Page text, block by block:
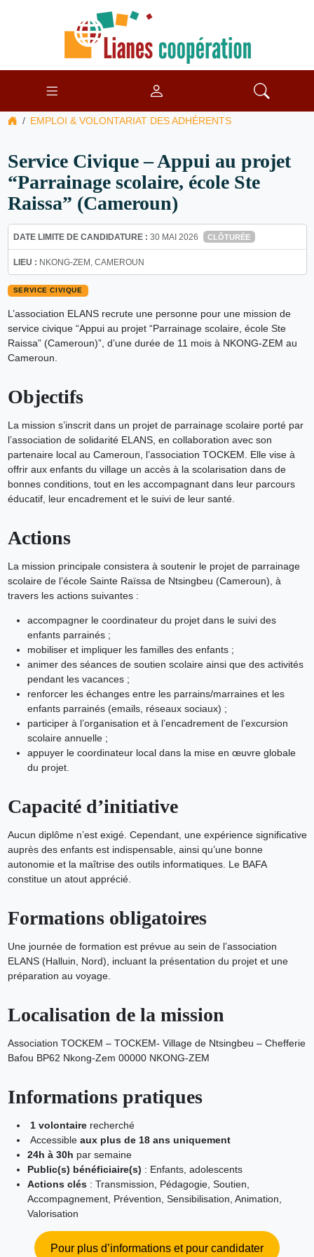
EMPLOI & VOLONTARIAT DES ADHÉRENTS
Service Civique – Appui au projet
“Parrainage scolaire, école Ste
Raissa” (Cameroun)
DATE LIMITE DE CANDIDATURE : 30 MAI 2026 CLÔTURÉE
LIEU : NKONG-ZEM, CAMEROUN
SERVICE CIVIQUE
L’association ELANS recrute une personne pour une mission de
service civique “Appui au projet “Parrainage scolaire, école Ste
Raissa” (Cameroun)”, d’une durée de 11 mois à NKONG-ZEM au
Cameroun.
Objectifs
La mission s’inscrit dans un projet de parrainage scolaire porté par
l’association de solidarité ELANS, en collaboration avec son
partenaire local au Cameroun, l’association TOCKEM. Elle vise à
offrir aux enfants du village un accès à la scolarisation dans de
bonnes conditions, tout en les accompagnant dans leur parcours
éducatif, leur encadrement et le suivi de leur santé.
Actions
La mission principale consistera à soutenir le projet de parrainage
scolaire de l’école Sainte Raïssa de Ntsingbeu (Cameroun), à
travers les actions suivantes :
accompagner le coordinateur du projet dans le suivi des
enfants parrainés ;
mobiliser et impliquer les familles des enfants ;
animer des séances de soutien scolaire ainsi que des activités
pendant les vacances ;
renforcer les échanges entre les parrains/marraines et les
enfants parrainés (emails, réseaux sociaux) ;
participer à l’organisation et à l’encadrement de l’excursion
scolaire annuelle ;
appuyer le coordinateur local dans la mise en œuvre globale
du projet.
Capacité d’initiative
Aucun diplôme n’est exigé. Cependant, une expérience significative
auprès des enfants est indispensable, ainsi qu’une bonne
autonomie et la maîtrise des outils informatiques. Le BAFA
constitue un atout apprécié.
Formations obligatoires
Une journée de formation est prévue au sein de l’association
ELANS (Halluin, Nord), incluant la présentation du projet et une
préparation au voyage.
Localisation de la mission
Association TOCKEM – TOCKEM- Village de Ntsingbeu – Chefferie
Bafou BP62 Nkong-Zem 00000 NKONG-ZEM
Informations pratiques
1 volontaire recherché
Accessible aux plus de 18 ans uniquement
24h à 30h par semaine
Public(s) bénéficiaire(s) : Enfants, adolescents
Actions clés: Transmission, Pédagogie, Soutien,
Accompagnement, Prévention, Sensibilisation, Animation,
Valorisation
Pour plus d’informations et pour candidater